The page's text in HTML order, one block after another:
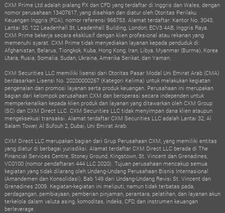
CXM Prime Ltd adalah pialang FX dan CFD yang terdaftar di Inggris dan Wales, dengan
nomor perusahaan 13407617, yang disahkan dan diatur oleh Otoritas Perilaku
Keuangan Inggris (FCA), nomor referensi 966753. Alamat terdaftar: Kantor No. 3043,
Lantai 30, 122 Leadenhall St, Leadenhall Building, London, ECV3 4AB, Inggris Raya.
CXM Prime bekerja secara eksklusif dengan klien profesional atau rekanan yang
memenuhi syarat. CXM Prime tidak menyediakan layanan kepada penduduk di:
Afghanistan, Belarus, Tiongkok, Kuba, Hong Kong, Iran, Libya, Myanmar (Burma), Korea
Utara, Rusia, Somalia, Sudan, Ukraina, Amerika Serikat, dan Yaman.
CXM Securities LLC memiliki lisensi dari Otoritas Pasar Modal Uni Emirat Arab (CMA)
berdasarkan Lisensi No. 20200000267 (Kategori Kelima) untuk melakukan kegiatan
pengenalan dan promosi layanan serta produk keuangan. Perusahaan ini merupakan
bagian dari kelompok perusahaan CXM dan beroperasi secara independen untuk
memperkenalkan kepada klien produk dan layanan yang ditawarkan oleh CXM Group
(SC) dan CXM Direct LLC. CXM Securities LLC tidak menyimpan dana klien ataupun
mengeksekusi transaksi. Alamat terdaftar CXM Securities LLC adalah Lantai 32, Al
Salam Tower, Al Sufouh 2, Dubai, Uni Emirat Arab.
CXM Direct LLC merupakan bagian dari Grup Perusahaan CXM, yang memiliki entitas
yang diatur di berbagai yurisdiksi. Alamat terdaftar CXM Direct LLC berada di The
Financial Services Centre, Stoney Ground, Kingstown, St. Vincent dan Grenadines,
VC0100 (nomor pendaftaran 444 LLC 2020). Tujuan perusahaan mencakup semua
kegiatan yang tidak dilarang oleh Undang-Undang Perusahaan Bisnis Internasional
(Amandemen dan Konsolidasi), Bab 149 dari Undang-Undang Revisi St. Vincent dan
Grenadines 2009. Kegiatan-kegiatan ini meliputi, namun tidak terbatas pada,
perdagangan, pembiayaan, pemberian pinjaman, perantara, pelatihan, dan layanan akun
terkelola dalam valuta asing, komoditas, indeks, CFD, dan instrumen keuangan
berleverage.